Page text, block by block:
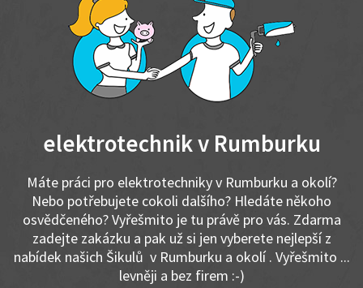
elektrotechnik v Rumburku
Máte práci pro elektrotechniky v Rumburku a okolí?
Nebo potřebujete cokoli dalšího? Hledáte někoho
osvědčeného? Vyřešmito je tu právě pro vás. Zdarma
zadejte zakázku a pak už si jen vyberete nejlepší z
nabídek našich Šikulů v Rumburku a okolí . Vyřešmito ...
levněji a bez firem :-)